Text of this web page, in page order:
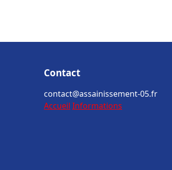
Contact
contact@assainissement-05.fr
Accueil Informations